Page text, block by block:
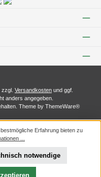
Versandkosten und ggf.
anders angegeben.
Theme by ThemeWare®
Erfahrung bieten zu
...
notwendige